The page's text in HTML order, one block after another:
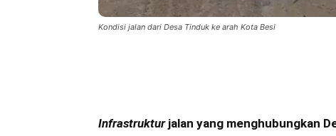
Kondisi jalan dari Desa Tinduk ke arah Kota Besi
Infrastrukturjalan yang menghubungkan